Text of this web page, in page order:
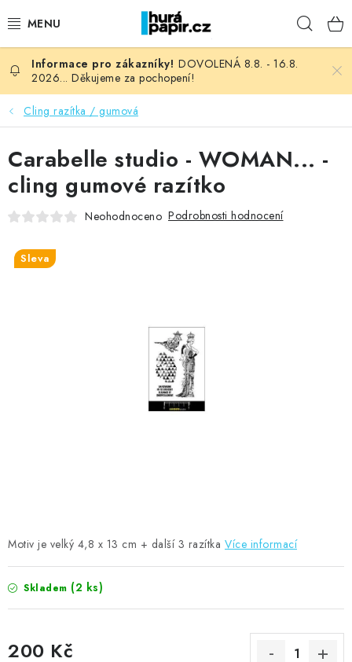
na
NOVINKY
HURÁ DÍLNA
VŠECHNO ZBOŽÍ
KNIHAŘSKÝ MATERIÁL
OBLÍBENÉ ♥️
DOVOLENÁ 8.8. - 16.8.
2026... Děkujeme za pochopení!
Cling razítka / gumová
Motiv je velký 4,8 x 13 cm + další 3 razítka Více informací
Skladem (2 ks)
200 Kč
Carabelle studio - WOMAN... -
cling gumové razítko
Neohodnoceno Podrobnosti hodnocení
Sleva